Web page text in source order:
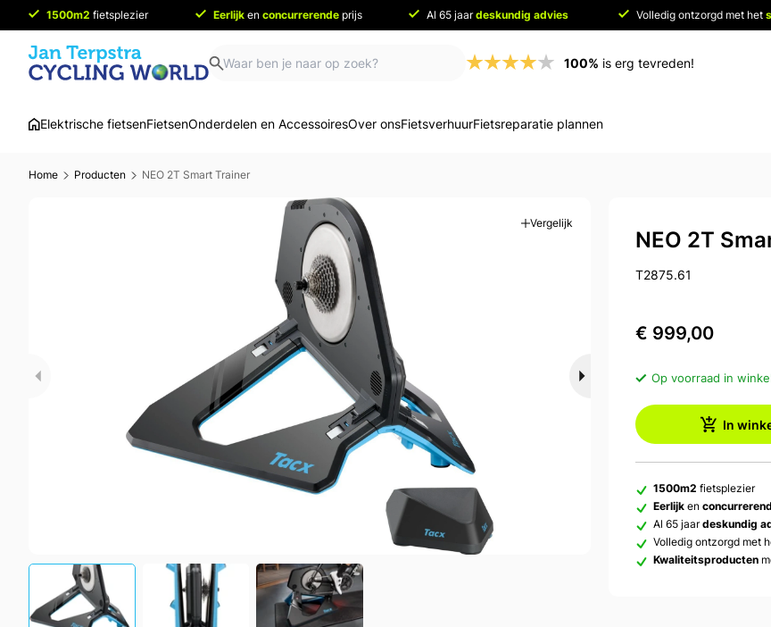
1500m2 fietsplezier Eerlijk en concurrerende prijs Al 65 jaardeskundig advies Volledig ontzorgd met het
100% is erg tevreden!
Elektrische fietsenFietsenOnderdelen en AccessoiresOver onsFietsverhuurFietsreparatie plannen
Home Producten NEO 2T Smart Trainer
Vergelijk
NEO 2T
T2875.61
€ 999,00
Op voorraad in winkel
In
1500m2 fietsplezier
Eerlijk en
Al 65 jaardeskundig
Volledig ontzorgd met
Kwaliteitsproducten